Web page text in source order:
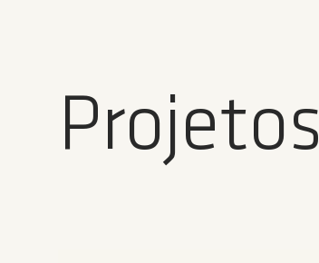
Projetos